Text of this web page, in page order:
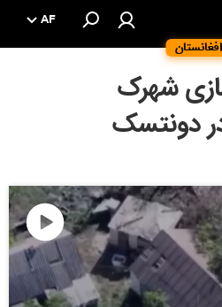
افغانستان
AF
شهرک
دونتسک
پخش
ویدیو